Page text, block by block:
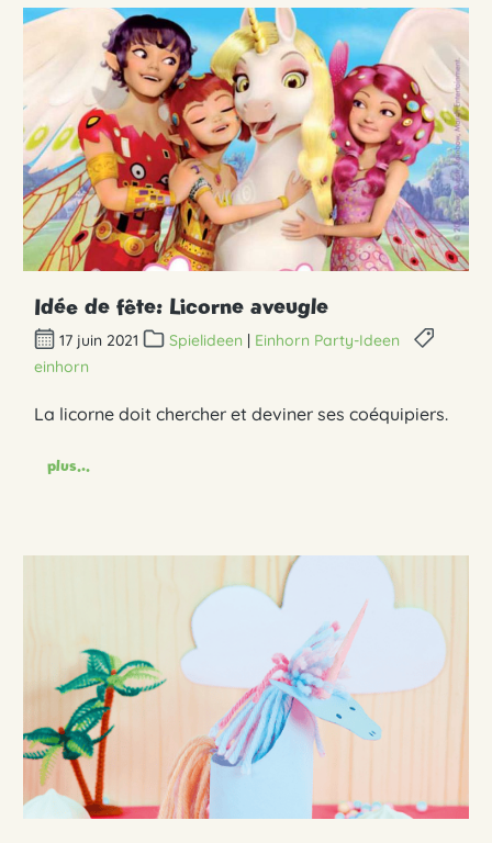
Idée de fête: Licorne aveugle
17 juin 2021 Spielideen | Einhorn Party-Ideen
einhorn
La licorne doit chercher et deviner ses coéquipiers.
plus...